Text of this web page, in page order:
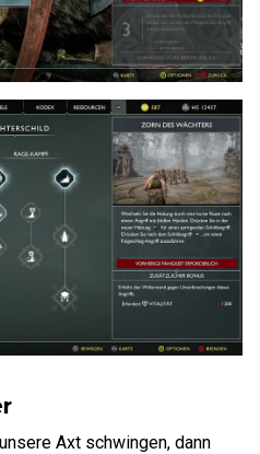
Axt schwingen, dann